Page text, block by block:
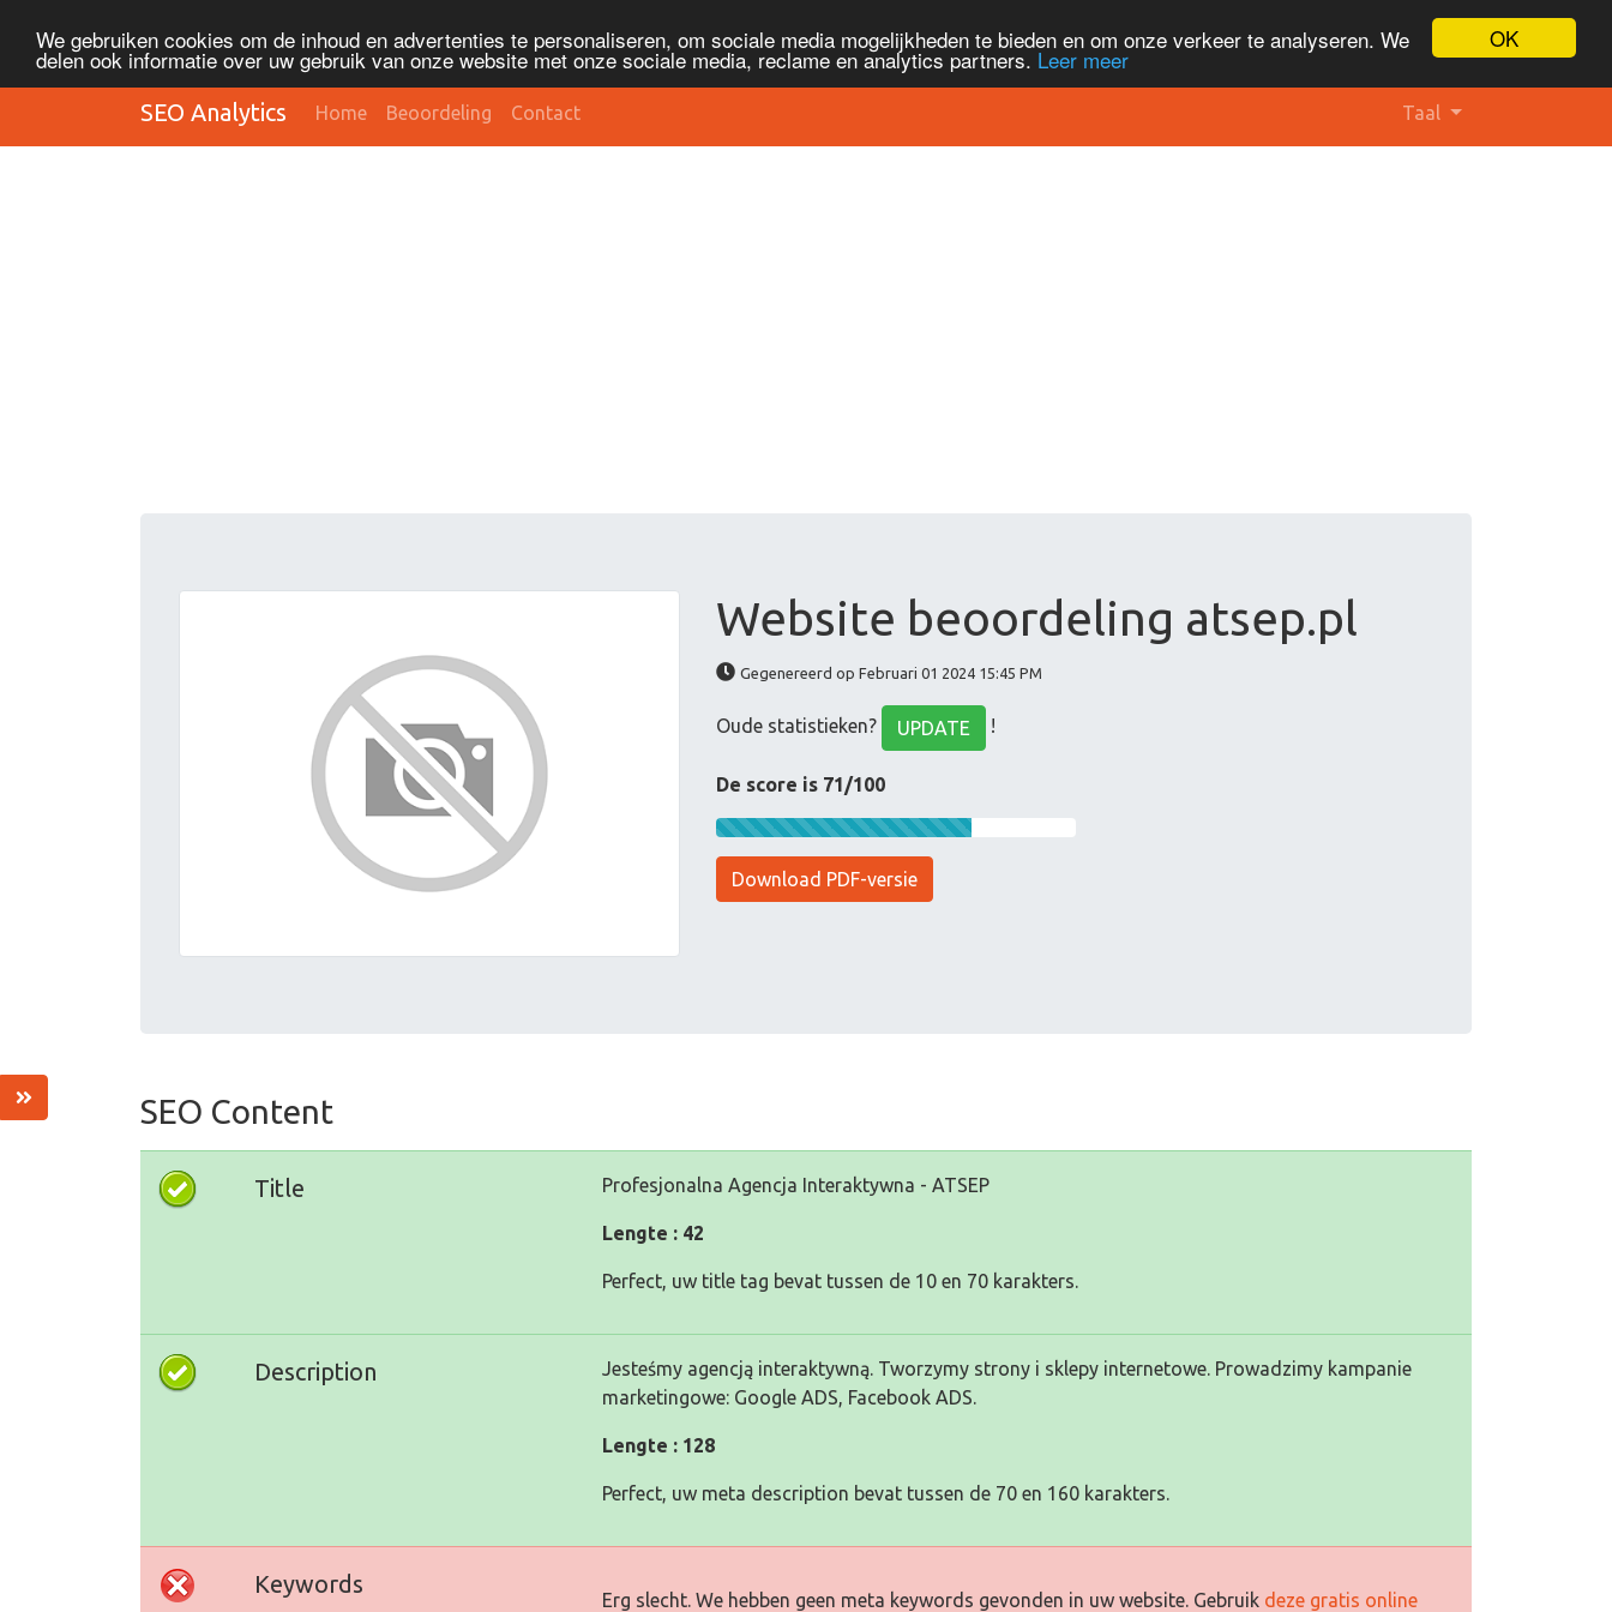
OK
We gebruiken cookies om de inhoud en advertenties te personaliseren, om sociale media mogelijkheden te bieden en om onze verkeer te analyseren. We
delen ook informatie over uw gebruik van onze website met onze sociale media, reclame en analytics partners. Leer meer
SEO Analytics Home Beoordeling Contact Taal
Website beoordeling atsep.pl
Gegenereerd op Februari 01 2024 15:45 PM
Oude statistieken? UPDATE !
De score is 71/100
Download PDF-versie
SEO Content
Title Profesjonalna Agencja Interaktywna - ATSEP
Lengte : 42
Perfect, uw title tag bevat tussen de 10 en 70 karakters.
Description
Jesteśmy agencją interaktywną. Tworzymy strony i sklepy internetowe. Prowadzimy kampanie
marketingowe: Google ADS, Facebook ADS.
Lengte : 128
Perfect, uw meta description bevat tussen de 70 en 160 karakters.
Keywords
Erg slecht. We hebben geen meta keywords gevonden in uw website. Gebruik deze gratis online